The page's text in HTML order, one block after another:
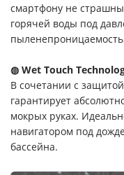
смартфону не
горячей воды под
◍ Wet Touch
В сочетании с
гарантирует
мокрых руках.
навигатором под
бассейна.